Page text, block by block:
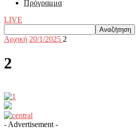
Πρόγραμμα
LIVE
Αρχική 20/1/2025 2
2
- Advertisement -